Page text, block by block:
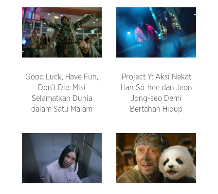
Good Luck, Have Fun,
Don't Die: Misi
Selamatkan Dunia
dalam Satu Malam
Project Y: Aksi Nekat
Han So-hee dan Jeon
Jong-seo Demi
Bertahan Hidup